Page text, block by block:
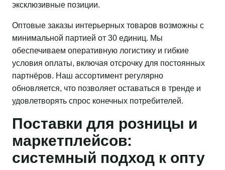
эксклюзивные позиции.
Оптовые заказы интерьерных товаров возможны с
минимальной партией от 30 единиц. Мы
обеспечиваем оперативную логистику и гибкие
условия оплаты, включая отсрочку для постоянных
партнёров. Наш ассортимент регулярно
обновляется, что позволяет оставаться в тренде и
удовлетворять спрос конечных потребителей.
Поставки для розницы и
маркетплейсов:
системный подход к опту